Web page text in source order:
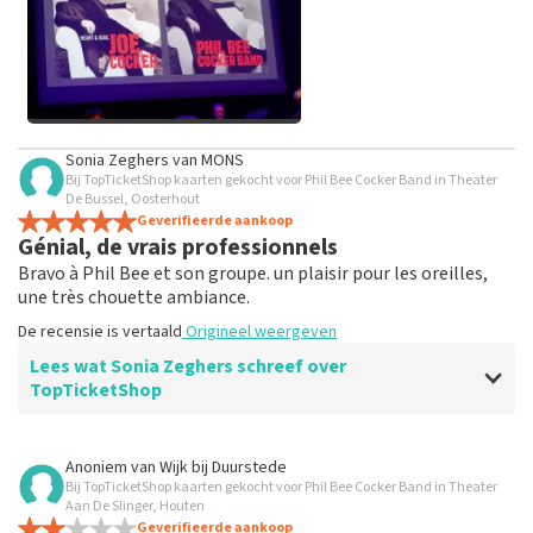
bekijken
Sonia Zeghers van MONS
Bij TopTicketShop kaarten gekocht voor Phil Bee Cocker Band in Theater
De Bussel, Oosterhout
Geverifieerde aankoop
Génial, de vrais professionnels
Bravo à Phil Bee et son groupe. un plaisir pour les oreilles,
une très chouette ambiance.
De recensie is vertaald Origineel weergeven
Lees wat Sonia Zeghers schreef over
TopTicketShop
Beoordeling van Sonia Zeghers over
Top
Anoniem van Wijk bij Duurstede
Bij TopTicketShop kaarten gekocht voor Phil Bee Cocker Band in Theater
Aan De Slinger, Houten
Geverifieerde aankoop